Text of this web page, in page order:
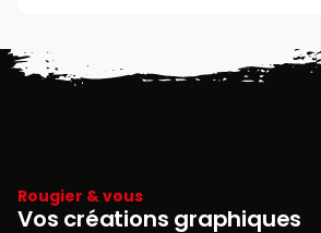
Rougier & vous
Vos créations graphiques